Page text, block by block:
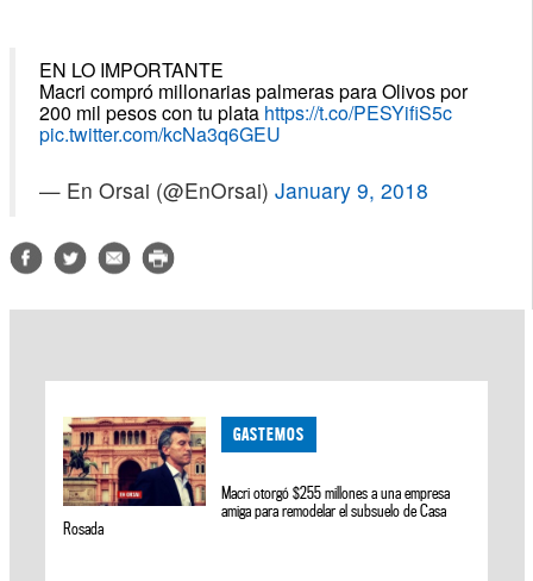
EN LO IMPORTANTE
Macri compró millonarias palmeras para Olivos por
200 mil pesos con tu plata https://t.co/PESYifiS5c
pic.twitter.com/kcNa3q6GEU
— En Orsai (@EnOrsai) January 9, 2018
GASTEMOS
Macri otorgó $255 millones a una empresa
amiga para remodelar el subsuelo de Casa
Rosada